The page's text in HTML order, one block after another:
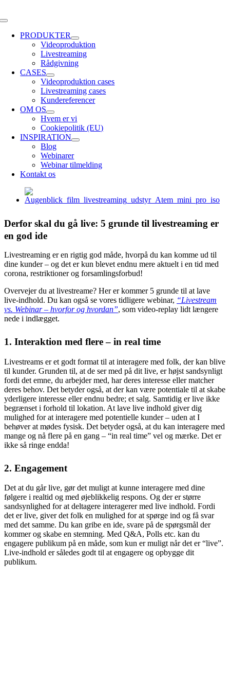
to
Toggle
NavigationPRODUKTER
Videoproduktion
Livestreaming
Rådgivning
CASES
Videoproduktion cases
Livestreaming cases
Kundereferencer
OM OS
Hvem er vi
Cookiepolitik (EU)
INSPIRATION
Blog
Webinarer
Webinar tilmelding
Kontakt os
Se
større
Derfor skal du gå live: 5 grunde til livestreaming er
en god ide
Livestreaming er en rigtig god måde, hvorpå du kan komme ud til
dine kunder – og det er kun blevet endnu mere aktuelt i en tid med
corona, restriktioner og forsamlingsforbud!
Overvejer du at livestreame? Her er kommer 5 grunde til at lave
live-indhold. Du kan også se vores tidligere webinar, “Livestream
vs. Webinar – hvorfor og hvordan”, som video-replay lidt længere
nede i indlægget.
1. Interaktion med flere – in real time
Livestreams er et godt format til at interagere med folk, der kan blive
til kunder. Grunden til, at de ser med på dit live, er højst sandsynligt
fordi det emne, du arbejder med, har deres interesse eller matcher
deres behov. Det betyder også, at der kan være potentiale til at skabe
yderligere interesse eller endnu bedre; et salg. Samtidig er live ikke
begrænset i forhold til lokation. At lave live indhold giver dig
mulighed for at interagere med potentielle kunder – uden at I
behøver at mødes fysisk. Det betyder også, at du kan interagere med
mange og nå flere på en gang – “in real time” vel og mærke. Det er
ikke så ringe endda!
2. Engagement
Det at du går live, gør det muligt at kunne interagere med dine
følgere i realtid og med øjeblikkelig respons. Og der erstørre
sandsynlighed for at deltagere interagerer med live indhold. Fordi
det er live, giver det folk en mulighed for at spørge ind og få svar
med det samme. Du kan gribe en ide, svare på de spørgsmål der
kommer og skabe en stemning. Med Q&A, Polls etc. kan du
engagere publikum på en måde, som kun er muligt når det er “live”.
Live-indhold er således godt til at engagere og opbygge dit
publikum.